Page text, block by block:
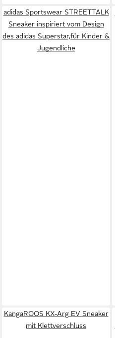
adidas Sportswear STREETTALK
Sneaker inspiriert vom Design
des adidas Superstar,für Kinder &
Jugendliche
KangaROOS KX-Arg EV Sneaker
mit Klettverschluss